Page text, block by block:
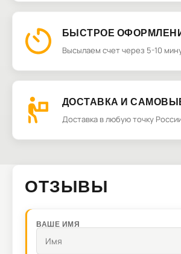
БЫСТРОЕ
Высылаем счет через 5-10
ДОСТАВКА И
Доставка в любую точку
ОТЗЫВЫ
ВАШЕ ИМЯ